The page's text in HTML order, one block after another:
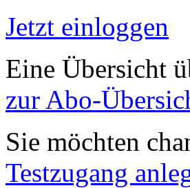
Jetzt einloggen
Eine Übersicht
zur Abo-
Sie möchten
Testzugang